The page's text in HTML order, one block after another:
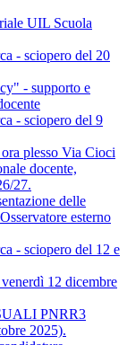
UIL Scuola
- sciopero del 20
- supporto e
- sciopero del 9
plesso Via Cioci
docente,
27.
delle
esterno
- sciopero del 12 e
12 dicembre
PNRR3
2025).